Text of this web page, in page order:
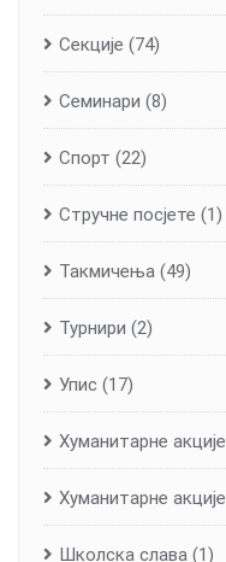
Секције (74)
Семинари (8)
Спорт (22)
Стручне посјете (1)
Такмичења (49)
Турнири (2)
Упис (17)
Хуманитарне aкције
Хуманитарне акције
Школска слава (1)